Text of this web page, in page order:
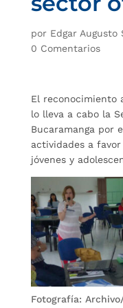
por Edgar Augusto
0 Comentarios
El reconocimiento
lo lleva a cabo la
Bucaramanga por
actividades a
jóvenes y
Fotografía: